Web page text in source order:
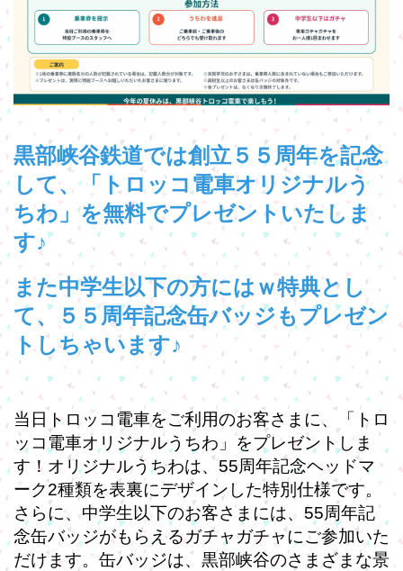
黒部峡谷鉄道では創立５５周年を記念
して、「トロッコ電車オリジナルう
ちわ」を無料でプレゼントいたしま
す♪
また中学生以下の方にはｗ特典とし
て、５５周年記念缶バッジもプレゼン
トしちゃいます♪
当日トロッコ電車をご利用のお客さまに、「トロ
ッコ電車オリジナルうちわ」をプレゼントしま
す！ オリジナルうちわは、 55周年記念ヘッドマ
ーク2種類を表裏にデザインした特別仕様です。
さらに、中学生以下のお客さまには、 55周年記
念缶バッジがもらえるガチャガチャにご参加いた
だけます。 缶バッジは、黒部峡谷のさまざまな景